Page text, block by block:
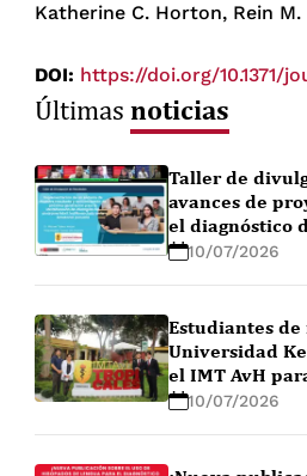
Katherine C. Horton, Rein M.
DOI: https://doi.org/10.1371/
Últimasnoticias
Taller de
avances de
el diagnóstico
febriles en la
10/07/2026
Estudiantes
Universidad
el IMT AvH
de investigación
10/07/2026